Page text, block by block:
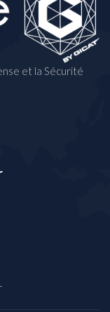
et la Sécurité